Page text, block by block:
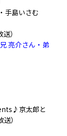
手島いさむ
）
亮介さん・弟
京太郎と
）